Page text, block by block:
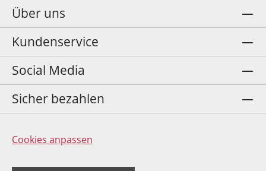
Über uns
Kundenservice
Social Media
Sicher bezahlen
Cookies anpassen